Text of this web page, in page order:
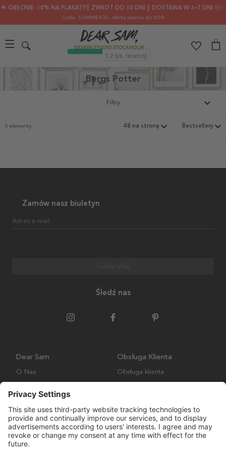
🌟 OBECNIE: 30% NA PLAKATY┃ ZWROT DO 30 DNI ┃ DOSTAWA W 2–7 DNI 📦✨
Code: SUMMER30, oferta ważna do 8.08
Bergs Potter
Filtry
0 elementy
Zamów nasz biuletyn
Adres e-mail
Śledź nas
Dear Sam
O Nas
Obsługa Klienta
Obsługa klienta
Wysyłka i Dostawa